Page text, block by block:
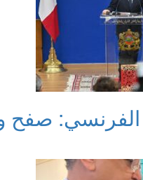
الفرنسي: